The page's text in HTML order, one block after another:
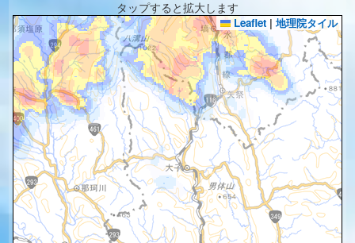
タップすると拡大します
Leaflet | 地理院タイル